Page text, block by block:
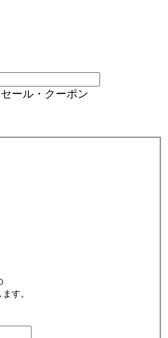
セール・クーポン
す。